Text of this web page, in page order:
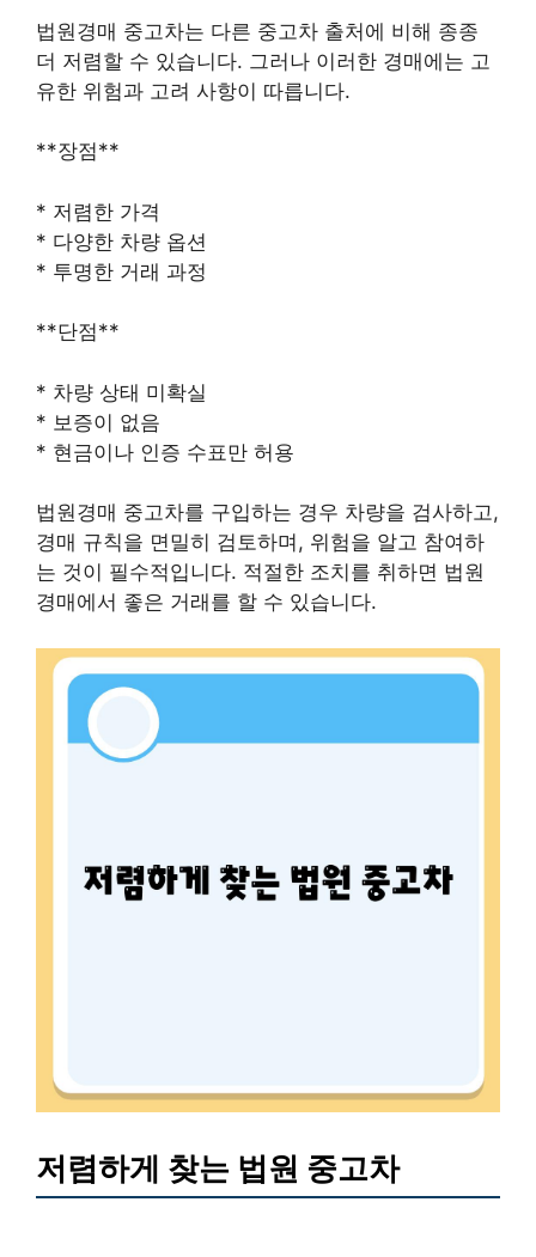
법원경매 중고차는 다른 중고차 출처에 비해 종종
더 저렴할 수 있습니다. 그러나 이러한 경매에는 고
유한 위험과 고려 사항이 따릅니다.
**장점**
* 저렴한 가격
* 다양한 차량 옵션
* 투명한 거래 과정
**단점**
* 차량 상태 미확실
* 보증이 없음
* 현금이나 인증 수표만 허용
법원경매 중고차를 구입하는 경우 차량을 검사하고,
경매 규칙을 면밀히 검토하며, 위험을 알고 참여하
는 것이 필수적입니다. 적절한 조치를 취하면 법원
경매에서 좋은 거래를 할 수 있습니다.
저렴하게 찾는 법원 중고차